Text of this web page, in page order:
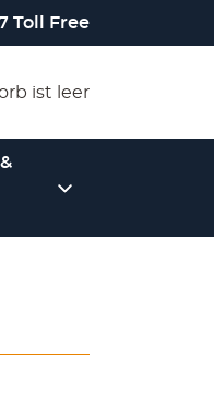
Toll Free
ist leer